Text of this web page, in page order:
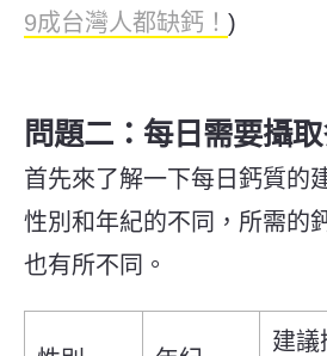
9成台灣人都缺鈣！ )
問題二：每日需要攝
首先來了解一下每日鈣質的
性別和年紀的不同，所需的
也有所不同。
建議